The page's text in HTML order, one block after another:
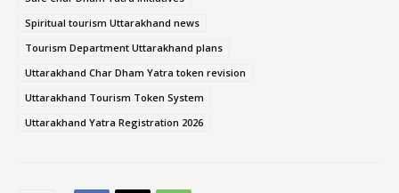
Spiritual tourism Uttarakhand news
Tourism Department Uttarakhand plans
Uttarakhand Char Dham Yatra token revision
Uttarakhand Tourism Token System
Uttarakhand Yatra Registration 2026